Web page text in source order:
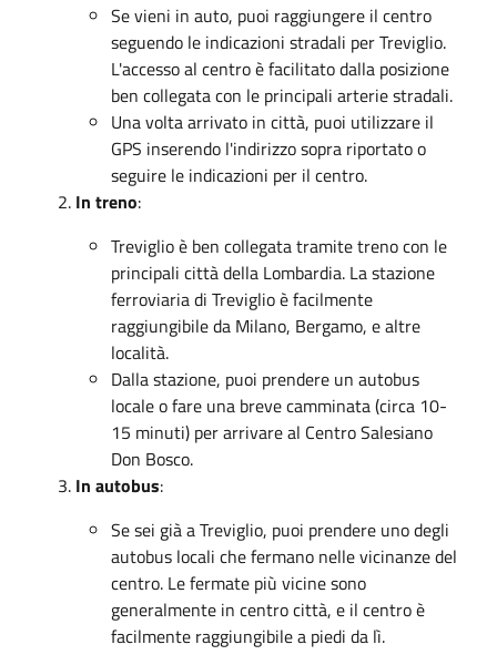
Se vieni in auto, puoi raggiungere il centro
seguendo le indicazioni stradali per Treviglio.
L'accesso al centro è facilitato dalla posizione
ben collegata con le principali arterie stradali.
Una volta arrivato in città, puoi utilizzare il
GPS inserendo l'indirizzo sopra riportato o
seguire le indicazioni per il centro.
In treno:
Treviglio è ben collegata tramite treno con le
principali città della Lombardia. La stazione
ferroviaria di Treviglio è facilmente
raggiungibile da Milano, Bergamo, e altre
località.
Dalla stazione, puoi prendere un autobus
locale o fare una breve camminata (circa 10-
15 minuti) per arrivare al Centro Salesiano
Don Bosco.
In autobus:
Se sei già a Treviglio, puoi prendere uno degli
autobus locali che fermano nelle vicinanze del
centro. Le fermate più vicine sono
generalmente in centro città, e il centro è
facilmente raggiungibile a piedi da lì.